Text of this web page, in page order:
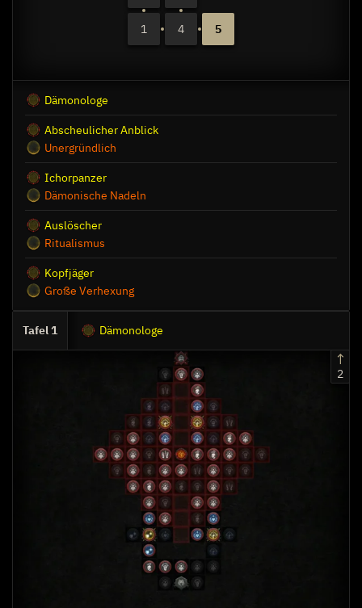
1 4 5
Dämonologe
Abscheulicher Anblick
Unergründlich
Ichorpanzer
Dämonische Nadeln
Auslöscher
Ritualismus
Kopfjäger
Große Verhexung
1 Dämonologe
2